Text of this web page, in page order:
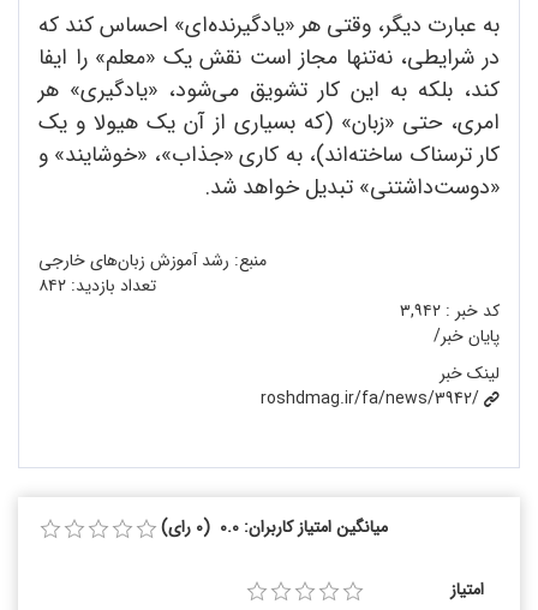
به عبارت دیگر، وقتی هر «یادگیرنده‌ای» احساس کند که
در شرایطی، نه‌تنها مجاز است نقش یک «معلم» را ایفا
کند، بلکه به این کار تشویق می‌شود، «یادگیری» هر
امری، حتی «زبان» (که بسیاری از آن یک هیولا و یک
کار ترسناک ساخته‌اند)، به کاری «جذاب»، «خوشایند» و
«دوست‌داشتنی» تبدیل خواهد شد.
منبع: رشد آموزش زبان‌های خارجی
تعداد بازدید: ۸۴۲
کد خبر : ۳,۹۴۲
پایان خبر/
لینک خبر
roshdmag.ir/fa/news/3942/
میانگین امتیاز کاربران: 0.0 (0 رای)
امتیاز